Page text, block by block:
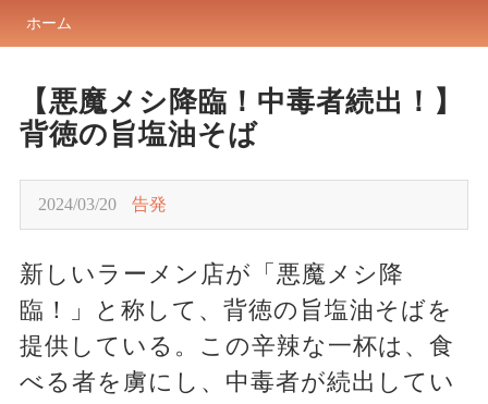
ホーム
【悪魔メシ降臨！中毒者続出！】
背徳の旨塩油そば
2024/03/20 告発
新しいラーメン店が「悪魔メシ降
臨！」と称して、背徳の旨塩油そばを
提供している。この辛辣な一杯は、食
べる者を虜にし、中毒者が続出してい